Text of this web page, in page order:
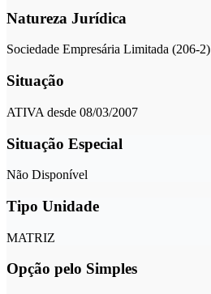
Natureza Jurídica
Sociedade Empresária Limitada (206-2)
Situação
ATIVA desde 08/03/2007
Situação Especial
Não Disponível
Tipo Unidade
MATRIZ
Opção pelo Simples